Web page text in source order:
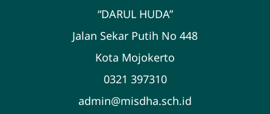
“DARUL HUDA”
Jalan Sekar Putih No 448
Kota Mojokerto
0321 397310
admin@misdha.sch.id